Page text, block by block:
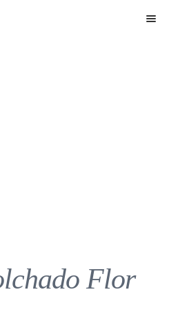
Menú
Flor